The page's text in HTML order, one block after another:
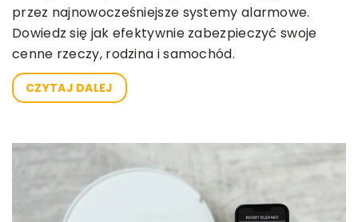
przez najnowocześniejsze systemy alarmowe.
Dowiedz się jak efektywnie zabezpieczyć swoje
cenne rzeczy, rodzina i samochód.
CZYTAJ DALEJ